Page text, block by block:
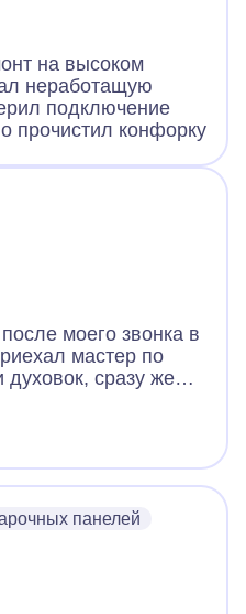
на высоком
неработащую
подключение
прочистил конфорку
моего звонка в
мастер по
духовок, сразу же
ее. В дни
вокруг не
Будем
выпечкой.
панелей